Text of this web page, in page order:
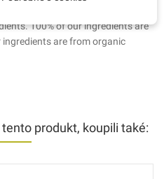
100% of our ingredients are
are from organic
produkt, koupili také: